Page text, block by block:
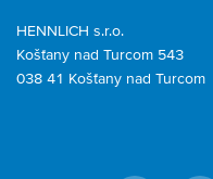
HENNLICH s.r.o.
Košťany nad Turcom 543
038 41 Košťany nad Turcom